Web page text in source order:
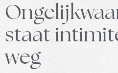
staat
weg